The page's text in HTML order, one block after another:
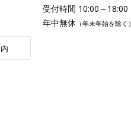
受付時間 10:00～18:00
年中無休 （年末年始を除く）